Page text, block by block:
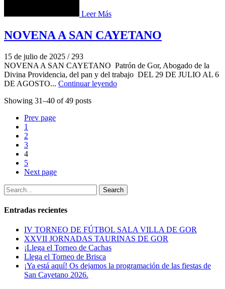
Leer Más
NOVENA A SAN CAYETANO
15 de julio de 2025 / 293
NOVENA A SAN CAYETANO Patrón de Gor, Abogado de la
Divina Providencia, del pan y del trabajo DEL 29 DE JULIO AL 6
DE AGOSTO... Continuar leyendo
Showing 31–40 of 49 posts
Prev page
1
2
3
4
5
Next page
Search
Entradas recientes
IV TORNEO DE FÚTBOL SALA VILLA DE GOR
XXVII JORNADAS TAURINAS DE GOR
¡Llega el Torneo de Cachas
Llega el Torneo de Brisca
¡Ya está aquí! Os dejamos la programación de las fiestas de
San Cayetano 2026.